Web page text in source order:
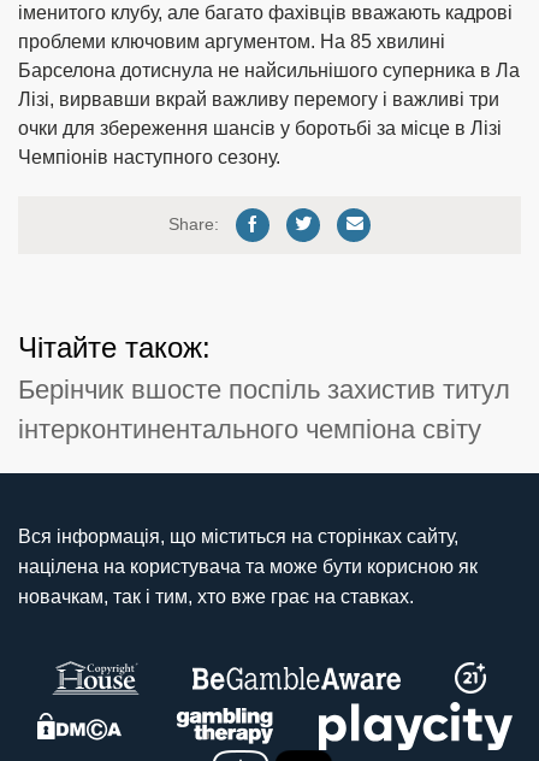
іменитого клубу, але багато фахівців вважають кадрові
проблеми ключовим аргументом. На 85 хвилині
Барселона дотиснула не найсильнішого суперника в Ла
Лізі, вирвавши вкрай важливу перемогу і важливі три
очки для збереження шансів у боротьбі за місце в Лізі
Чемпіонів наступного сезону.
Share:
Чітайте також:
Берінчик вшосте поспіль захистив титул
інтерконтинентального чемпіона світу
Вся інформація, що міститься на сторінках сайту,
націлена на користувача та може бути корисною як
новачкам, так і тим, хто вже грає на ставках.